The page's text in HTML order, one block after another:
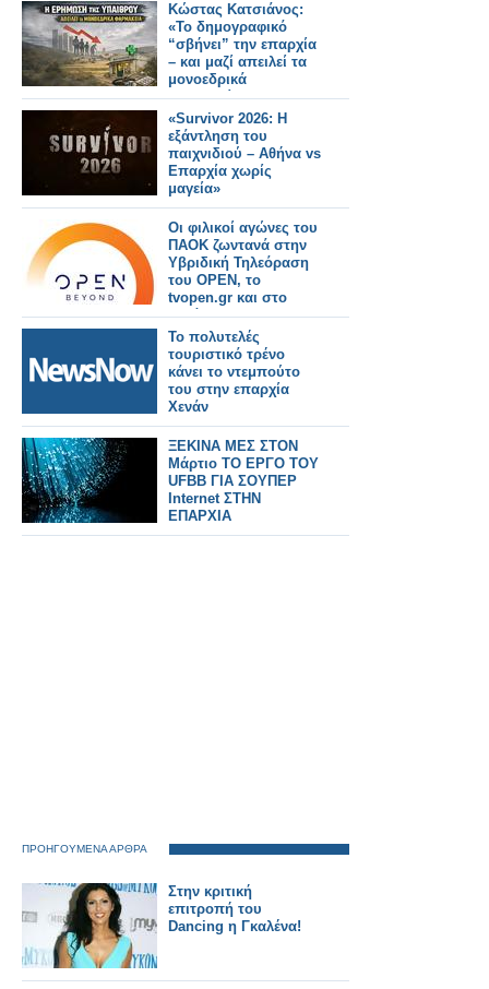
Κώστας Κατσιάνος:
«Το δημογραφικό
“σβήνει” την επαρχία
– και μαζί απειλεί τα
μονοεδρικά
φαρμακεία» (video)
«Survivor 2026: Η
εξάντληση του
παιχνιδιού – Αθήνα vs
Επαρχία χωρίς
μαγεία»
Οι φιλικοί αγώνες του
ΠΑΟΚ ζωντανά στην
Υβριδική Τηλεόραση
του OPEN, το
tvopen.gr και στο
κανάλι του OPEN στο
YouTube
Το πολυτελές
τουριστικό τρένο
κάνει το ντεμπούτο
του στην επαρχία
Χενάν
ΞΕΚΙΝΑ ΜΕΣ ΣΤΟΝ
Μάρτιο ΤΟ ΕΡΓΟ ΤΟΥ
UFBB ΓΙΑ ΣΟΥΠΕΡ
Internet ΣΤΗΝ
ΕΠΑΡΧΙΑ
ΠΡΟΗΓΟΥΜΕΝΑ ΑΡΘΡΑ
Στην κριτική
επιτροπή του
Dancing η Γκαλένα!